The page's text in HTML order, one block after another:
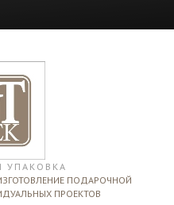
УПАКОВКА
ПОДАРОЧНОЙ
ПРОЕКТОВ